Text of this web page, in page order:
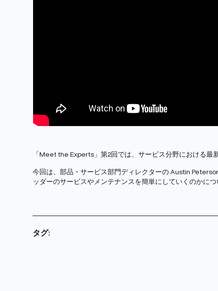
「Meet the Experts」第2回では、サービス分野における
今回は、部品・サービス部門ディレクターの Austin
ッダーのサービスやメンテナンスを簡単にしていくのかに
タグ: